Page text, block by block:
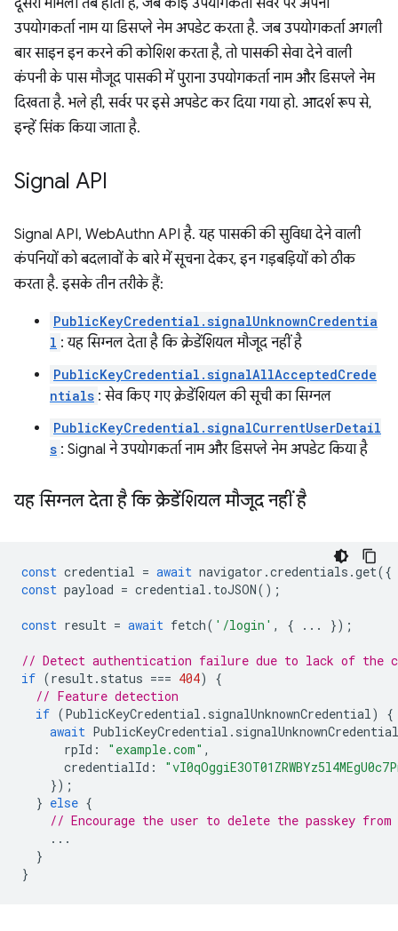
दूसरा मामला तब होता है, जब कोई उपयोगकर्ता सर्वर पर अपना
उपयोगकर्ता नाम या डिसप्ले नेम अपडेट करता है. जब उपयोगकर्ता अगली
बार साइन इन करने की कोशिश करता है, तो पासकी सेवा देने वाली
कंपनी के पास मौजूद पासकी में पुराना उपयोगकर्ता नाम और डिसप्ले नेम
दिखता है. भले ही, सर्वर पर इसे अपडेट कर दिया गया हो. आदर्श रूप से,
इन्हें सिंक किया जाता है.
Signal API
Signal API, WebAuthn API है. यह पासकी की सुविधा देने वाली
कंपनियों को बदलावों के बारे में सूचना देकर, इन गड़बड़ियों को ठीक
करता है. इसके तीन तरीके हैं:
PublicKeyCredential.signalUnknownCredentia
l : यह सिग्नल देता है कि क्रेडेंशियल मौजूद नहीं है
PublicKeyCredential.signalAllAcceptedCrede
ntials : सेव किए गए क्रेडेंशियल की सूची का सिग्नल
PublicKeyCredential.signalCurrentUserDetail
s : Signal ने उपयोगकर्ता नाम और डिसप्ले नेम अपडेट किया है
यह सिग्नल देता है कि क्रेडेंशियल मौजूद नहीं है
const credential = await navigator .credentials .get({
const payload = credential . toJSON();
const result = await fetch( '/login' , { ... });
// Detect authentication failure due to lack of the
if (result. status === 404)
{
// Feature detection
if (PublicKeyCredential . signalUnknownCredential)
{
await PublicKeyCredential . signalUnknownCredential
rpId : "example.com" ,
credentialId :
});
} else {
// Encourage the user to delete the passkey from
...
}
}